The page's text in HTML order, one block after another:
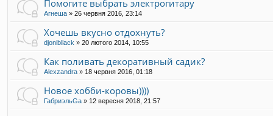
Помогите выбрать электрогитару
Агнеша » 26 червня 2016, 23:14
Хочешь вкусно отдохнуть?
djonibllack » 20 лютого 2014, 10:55
Как поливать декоративный садик?
Alexzandra » 18 червня 2016, 01:18
Новое хобби-коровы))))
ГабриэльGa » 12 вересня 2018, 21:57